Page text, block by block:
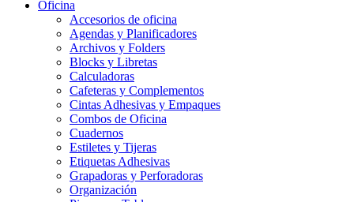
Oficina
Accesorios de oficina
Agendas y Planificadores
Archivos y Folders
Blocks y Libretas
Calculadoras
Cafeteras y Complementos
Cintas Adhesivas y Empaques
Combos de Oficina
Cuadernos
Estiletes y Tijeras
Etiquetas Adhesivas
Grapadoras y Perforadoras
Organización